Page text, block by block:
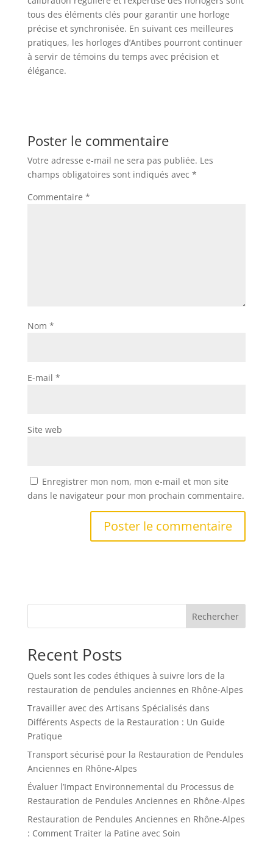
tous des éléments clés pour garantir une horloge
précise et synchronisée. En suivant ces meilleures
pratiques, les horloges d’Antibes pourront continuer
à servir de témoins du temps avec précision et
élégance.
Poster le commentaire
Votre adresse e-mail ne sera pas publiée. Les
champs obligatoires sont indiqués avec *
Commentaire *
Nom *
E-mail *
Site web
Enregistrer mon nom, mon e-mail et mon site
dans le navigateur pour mon prochain commentaire.
Rechercher
Recent Posts
Quels sont les codes éthiques à suivre lors de la
restauration de pendules anciennes en Rhône-Alpes
Travailler avec des Artisans Spécialisés dans
Différents Aspects de la Restauration : Un Guide
Pratique
Transport sécurisé pour la Restauration de Pendules
Anciennes en Rhône-Alpes
Évaluer l’Impact Environnemental du Processus de
Restauration de Pendules Anciennes en Rhône-Alpes
Restauration de Pendules Anciennes en Rhône-Alpes
: Comment Traiter la Patine avec Soin